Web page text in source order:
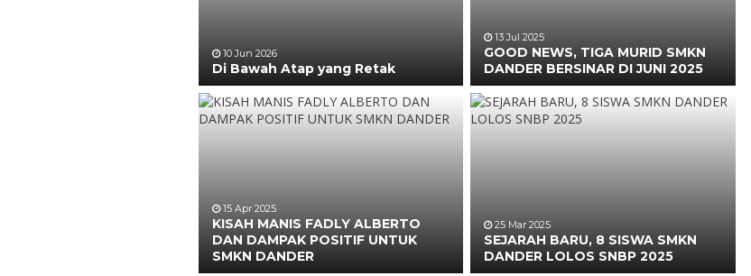
10 Jun 2026
Di Bawah Atap yang Retak
13 Jul 2025
GOOD NEWS, TIGA MURID SMKN
DANDER BERSINAR DI JUNI 2025
15 Apr 2025
KISAH MANIS FADLY ALBERTO
DAN DAMPAK POSITIF UNTUK
SMKN DANDER
25 Mar 2025
SEJARAH BARU, 8 SISWA SMKN
DANDER LOLOS SNBP 2025